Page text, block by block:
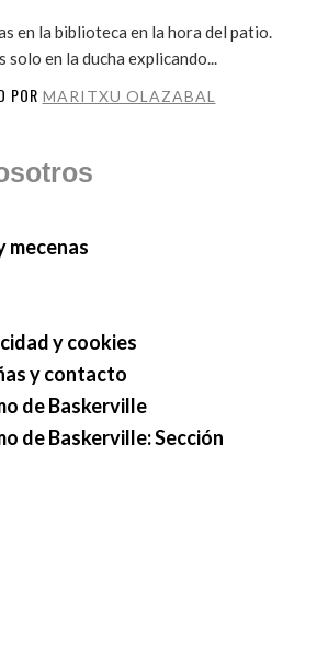
en la biblioteca en la hora del patio.
solo en la ducha explicando...
POR MARITXU OLAZABAL
mecenas
y cookies
y contacto
de Baskerville
de Baskerville: Sección